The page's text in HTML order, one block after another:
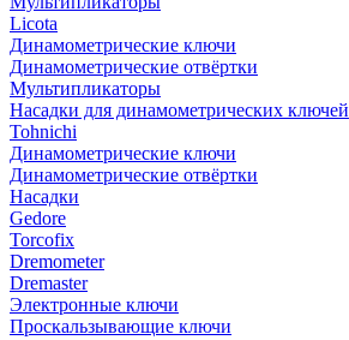
Licota
Динамометрические ключи
Динамометрические отвёртки
Мультипликаторы
Насадки для динамометрических ключей
Tohnichi
Динамометрические ключи
Динамометрические отвёртки
Насадки
Gedore
Torcofix
Dremometer
Dremaster
Электронные ключи
Проскальзывающие ключи